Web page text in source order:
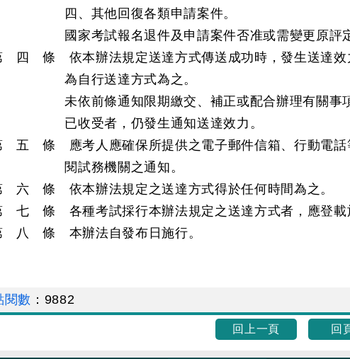
四、其他回復各類申請案件。
國家考試報名退件及申請案件否准或需變更原評
四 條 依本辦法規定送達方式傳送成功時，發生送達效
為自行送達方式為之。
未依前條通知限期繳交、補正或配合辦理有關
已收受者，仍發生通知送達效力。
五 條 應考人應確保所提供之電子郵件信箱、行動電話
閱試務機關之通知。
六 條 依本辦法規定之送達方式得於任何時間為之。
七 條 各種考試採行本辦法規定之送達方式者，應登載
八 條 本辦法自發布日施行。
閱數 ： 9882
回上一頁 回